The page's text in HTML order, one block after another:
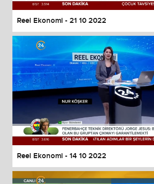
Reel Ekonomi - 21 10 2022
Reel Ekonomi - 14 10 2022